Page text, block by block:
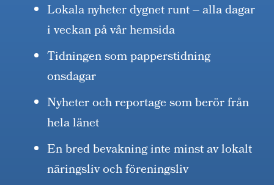
Lokala nyheter dygnet runt – alla dagar
i veckan på vår hemsida
Tidningen som papperstidning
onsdagar
Nyheter och reportage som berör från
hela länet
En bred bevakning inte minst av lokalt
näringsliv och föreningsliv